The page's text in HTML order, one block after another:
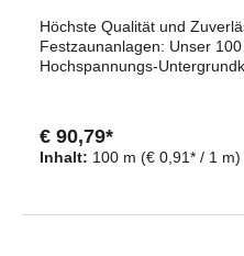
Höchste Qualität und
Festzaunanlagen: Unser
Hochspannungs-
verzinnten Kupferader
Durchmesser von 1,6 mm
und Zuverlässigkeit. Dieses
Distanzen konzipiert und
Inhalt: 100 m (€ 0,91* / 1 m)
€ 90,79*